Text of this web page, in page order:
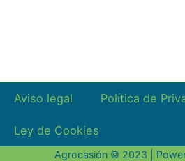
Aviso legal Política de
Ley de Cookies
Agrocasión © 2023 |